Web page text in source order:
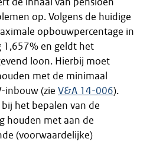
op. Volgens de huidige
opbouwpercentage in
1,657% en geldt het
loon. Hierbij moet
met de minimaal
inbouw (zie V&A 14-006).
het bepalen van de
houden met aan de
(voorwaardelijke)